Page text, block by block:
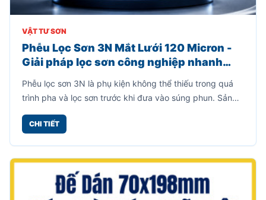
VẬT TƯ SƠN
Phễu Lọc Sơn 3N Mắt Lưới 120 Micron -
Giải pháp lọc sơn công nghiệp nhanh
Phễu lọc sơn 3N là phụ kiện không thể thiếu trong quá
trình pha và lọc sơn trước khi đưa vào súng phun. Sản
120 micron giúp giữ lại cặn sơn, bụi bẩn, tạp chất và các
CHI TIẾT